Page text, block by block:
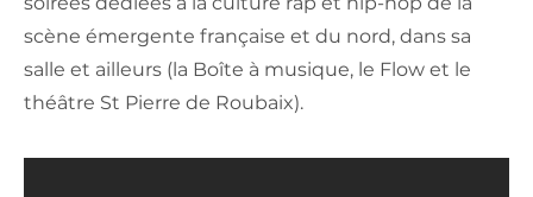
scène émergente française et du nord, dans sa
salle et ailleurs (la Boîte à musique, le Flow et le
théâtre St Pierre de Roubaix).